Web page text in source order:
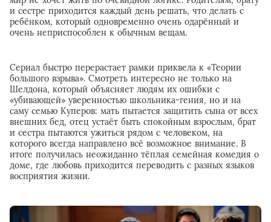
и сестре приходится каждый день решать, что делать с
ребёнком, который одновременно очень одарённый и
очень неприспособлен к обычным вещам.
Сериал быстро перерастает рамки приквела к «Теории
большого взрыва». Смотреть интересно не только на
Шелдона, который объясняет людям их ошибки с
«убивающей» уверенностью школьника-гения, но и на
саму семью Куперов: мать пытается защитить сына от всех
внешних бед, отец устаёт быть спокойным взрослым, брат
и сестра пытаются ужиться рядом с человеком, на
которого всегда направлено всё возможное внимание. В
итоге получилась неожиданно тёплая семейная комедия о
доме, где любовь приходится переводить с разных языков
восприятия жизни.